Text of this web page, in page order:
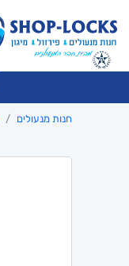
חנות מנעולים